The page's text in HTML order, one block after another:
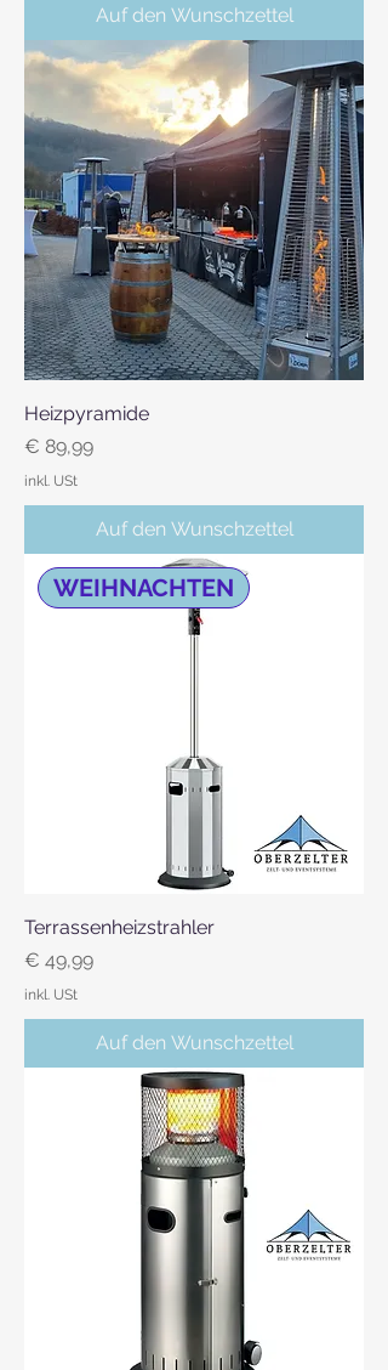
Auf den Wunschzettel
Heizpyramide
Preis
€ 89,99
inkl. USt
Auf den Wunschzettel
WEIHNACHTEN
Terrassenheizstrahler
Preis
€ 49,99
inkl. USt
Auf den Wunschzettel